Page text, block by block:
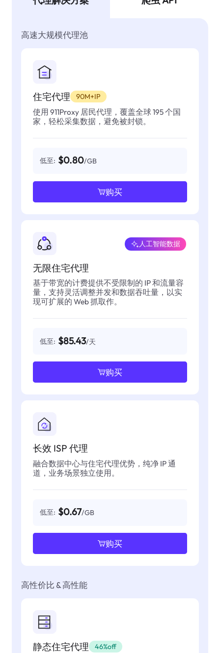
高速大规模代理池
住宅代理 90M+IP
使用 911Proxy 居民代理，覆盖全球 195 个国
家，轻松采集数据，避免被封锁。
低至: $0.80/GB
购买
无限住宅代理
人工智能数据
基于带宽的计费提供不受限制的 IP 和流量容
量，支持灵活调整并发和数据吞吐量，以实
现可扩展的 Web 抓取作。
低至: $85.43/天
购买
长效 ISP 代理
融合数据中心与住宅代理优势，纯净 IP 通
道，业务场景独立使用。
低至: $0.67/GB
购买
高性价比 & 高性能
静态住宅代理 46%off